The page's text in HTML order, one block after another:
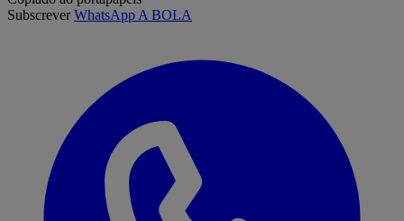
SubscreverWhatsApp A BOLA